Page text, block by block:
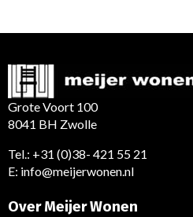
Grote Voort 100
8041 BH Zwolle
Tel.: +31 (0)38- 421 55 21
E: info@meijerwonen.nl
Over Meijer Wonen